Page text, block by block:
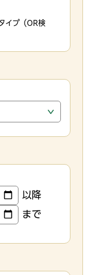
イプ（OR検
以降
まで